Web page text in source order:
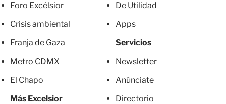
Foro Excélsior
Crisis ambiental
Franja de Gaza
Metro CDMX
El Chapo
Más Excelsior
De Utilidad
Apps
Servicios
Newsletter
Anúnciate
Directorio